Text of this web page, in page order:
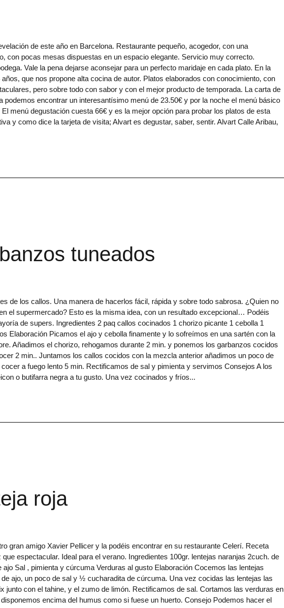
de este año en Barcelona. Restaurante pequeño, acogedor, con una
con pocas mesas dispuestas en un espacio elegante. Servicio muy correcto.
Vale la pena dejarse aconsejar para un perfecto maridaje en cada plato. En la
que nos propone alta cocina de autor. Platos elaborados con conocimiento, con
pero sobre todo con sabor y con el mejor producto de temporada. La carta de
podemos encontrar un interesantísimo menú de 23.50€ y por la noche el menú básico
menú degustación cuesta 66€ y es la mejor opción para probar los platos de esta
y como dice la tarjeta de visita; Alvart es degustar, saber, sentir. Alvart Calle Aribau,
tuneados
de los callos. Una manera de hacerlos fácil, rápida y sobre todo sabrosa. ¿Quien no
el supermercado? Esto es la misma idea, con un resultado excepcional… Podéis
de supers. Ingredientes 2 paq callos cocinados 1 chorizo picante 1 cebolla 1
Elaboración Picamos el ajo y cebolla finamente y lo sofreímos en una sartén con la
Añadimos el chorizo, rehogamos durante 2 min. y ponemos los garbanzos cocidos
2 min.. Juntamos los callos cocidos con la mezcla anterior añadimos un poco de
a fuego lento 5 min. Rectificamos de sal y pimienta y servimos Consejos A los
o butifarra negra a tu gusto. Una vez cocinados y fríos
roja
gran amigo Xavier Pellicer y la podéis encontrar en su restaurante Celerí. Receta
espectacular. Ideal para el verano. Ingredientes 100gr. lentejas naranjas 2cuch. de
Sal , pimienta y cúrcuma Verduras al gusto Elaboración Cocemos las lentejas
ajo, un poco de sal y ½ cucharadita de cúrcuma. Una vez cocidas las lentejas las
junto con el tahine, y el zumo de limón. Rectificamos de sal. Cortamos las verduras en
encima del humus como si fuese un huerto. Consejo Podemos hacer el